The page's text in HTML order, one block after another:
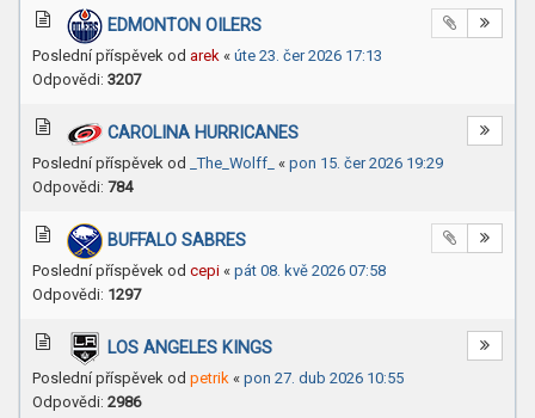
EDMONTON OILERS
Poslední příspěvek od arek « úte 23. čer 2026 17:13
Odpovědi: 3207
CAROLINA HURRICANES
Poslední příspěvek od _The_Wolff_ « pon 15. čer 2026 19:29
Odpovědi: 784
BUFFALO SABRES
Poslední příspěvek od cepi « pát 08. kvě 2026 07:58
Odpovědi: 1297
LOS ANGELES KINGS
Poslední příspěvek od petrik « pon 27. dub 2026 10:55
Odpovědi: 2986